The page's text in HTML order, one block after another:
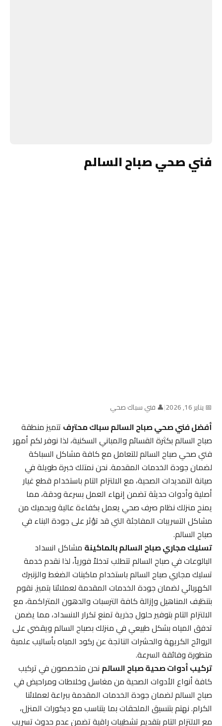
فني صحي صباح السالم
📅 يناير 16, 2026 |👤 فني سباك صحي
أفضل فني صحي صباح السالم سباك محترفتتميز منطقة
صباح السالم بكثرة القسائم والمباني السكنية، لذا نوفر لكم أمهر
فني صحي صباح السالم للتعامل مع كافة مشاكل السباكة
لضمان جودة الخدمات المقدمة. نحن نمتلك خبرة طويلة في
صيانة التمديدات الصحية، مع الالتزام التام باستخدام قطع غيار
أصلية وأدوات حديثة تضمن إنهاء العمل بسرعة ودقة، مما
يمنح منزلك نظام صرف صحي يعمل بكفاءة عالية ويحميك من
مشاكل التسريبات المفاجئة التي قد تؤثر على جودة البناء في
صباح السالم.
تسليك مجاري صباح السالم بالماكينةمشاكل انسداد
البالوعات في صباح السالم تتطلب تدخلاً فورياً، لذا نقدم خدمة
تسليك مجاري صباح السالم باستخدام ماكينات الضغط والزنبرك
الكهربائي لضمان جودة الخدمات المقدمة لعملائنا بتميز. نقوم
بتنظيف المناهيل وإزالة كافة الترسبات والدهون المتراكمة، مع
الالتزام التام بتوفير حلول جذرية تمنع تكرار الانسداد، مما يضمن
تدفق المياه بشكل طبيعي في منزلك بصباح السالم ويقضي على
الروائح الكريهة والحشرات الناتجة عن ركود المياه بأساليب علمية
متطورة وفائقة السرعة.
تركيب أدوات صحية صباح السالمنحن متخصصون في تركيب
كافة أنواع الأدوات الصحية من مغاسل وخلاطات ومراحيض في
صباح السالم لضمان جودة الخدمات المقدمة ببراعة لعملائنا
الكرام. نهتم بتنسيق الملحقات بما يتناسب مع ديكورات المنزل،
مع الالتزام التام بتقديم تشطيبات راقية تضمن عدم حدوث تسريب